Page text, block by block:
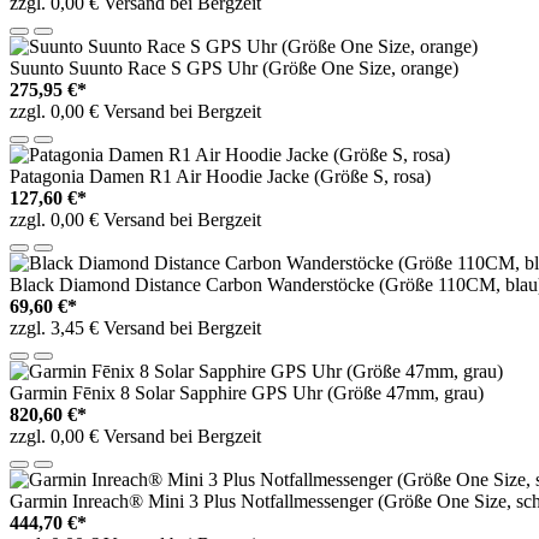
Suunto Suunto Race S GPS Uhr (Größe One Size, orange)
275,95 €*
zzgl. 0,00 € Versand bei Bergzeit
Patagonia Damen R1 Air Hoodie Jacke (Größe S, rosa)
127,60 €*
zzgl. 0,00 € Versand bei Bergzeit
Black Diamond Distance Carbon Wanderstöcke (Größe 110CM,
69,60 €*
zzgl. 3,45 € Versand bei Bergzeit
Garmin Fēnix 8 Solar Sapphire GPS Uhr (Größe 47mm, grau)
820,60 €*
zzgl. 0,00 € Versand bei Bergzeit
Garmin Inreach® Mini 3 Plus Notfallmessenger (Größe One Size,
444,70 €*